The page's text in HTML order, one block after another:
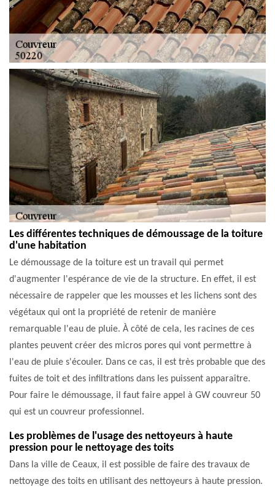
Les différentes techniques de démoussage de la toiture
d'une habitation
Le démoussage de la toiture est un travail qui permet
d'augmenter l'espérance de vie de la structure. En effet, il est
nécessaire de rappeler que les mousses et les lichens sont des
végétaux qui ont la propriété de retenir de manière
remarquable l'eau de pluie. À côté de cela, les racines de ces
plantes peuvent créer des micros pores qui vont permettre à
l'eau de pluie s'écouler. Dans ce cas, il est très probable que des
fuites de toit et des infiltrations dans les puissent apparaître.
Pour faire le démoussage, il faut faire appel à GW couvreur 50
qui est un couvreur professionnel.
Les problèmes de l'usage des nettoyeurs à haute
pression pour le nettoyage des toits
Dans la ville de Ceaux, il est possible de faire des travaux de
nettoyage des toits en utilisant des nettoyeurs à haute pression.